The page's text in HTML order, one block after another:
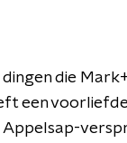
die
een
Appelsap-